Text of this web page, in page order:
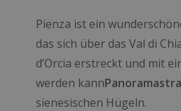
Pienza ist ein
das sich über das Val di
d’Orcia erstreckt und mit
werden kann
sienesischen Hügeln.